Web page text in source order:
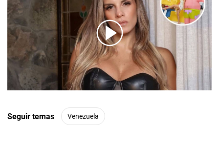
00:00 01:00
Seguir temas Venezuela